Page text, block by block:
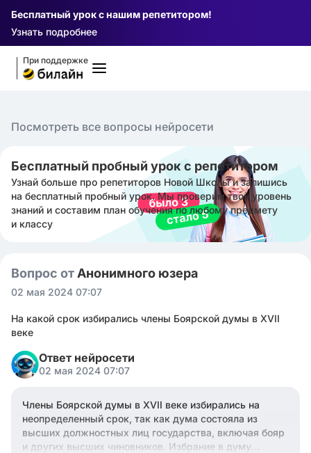
Бесплатный урок с нашим репетитором!
Узнать подробнее
При поддержке
Посмотреть все вопросы нейросети
Бесплатный пробный урок с репетитором
Узнай больше про репетиторов Новой Школы и запишись
на бесплатный пробный урок. Мы проверим твой уровень
знаний и составим план обучения по любому предмету
и классу
Вопрос от Анонимного юзера
02 мая 2024 07:07
На какой срок избирались члены Боярской думы в XVII
веке
Ответ нейросети
02 мая 2024 07:07
Члены Боярской думы в XVII веке избирались на
неопределенный срок, так как дума состояла из
высших должностных лиц государства, включая бояр
и других высших чиновников. Избрание в думу